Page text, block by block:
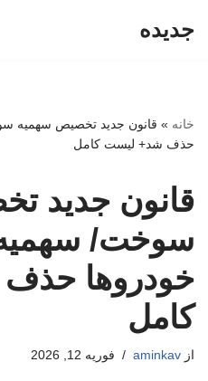
جدیده
خانه » قانون جدید تخصیص سهمیه
حذف شد+ لیست کامل
قانون جدید
سوخت/ سهمیه
خودروها
کامل
از aminkav فوریه 12, 2026